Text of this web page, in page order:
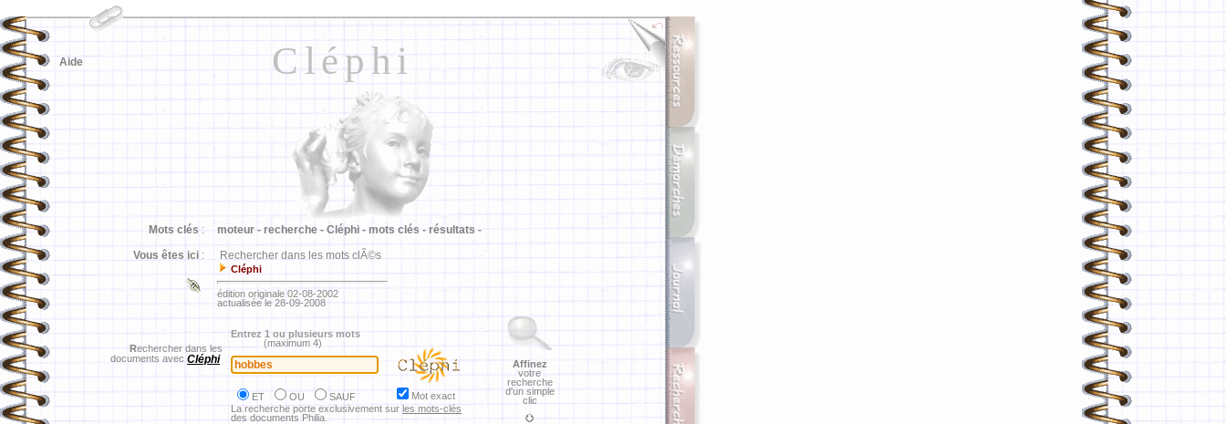
Cléphi
Aide
Mots clés : moteur - recherche - Cléphi - mots clés - résultats -
Vous êtes ici : Rechercher dans les mots clÃ©s
Cléphi
édition originale 02-08-2002
actualisée le 28-09-2008
Rechercher dans les
documents avec Cléphi
Entrez 1 ou plusieurs mots
(maximum 4)
ET OU SAUF
Mot exact
La recherche porte exclusivement sur les mots-clés
des documents Philia.
Affinez
votre
recherche
d'un simple
clic